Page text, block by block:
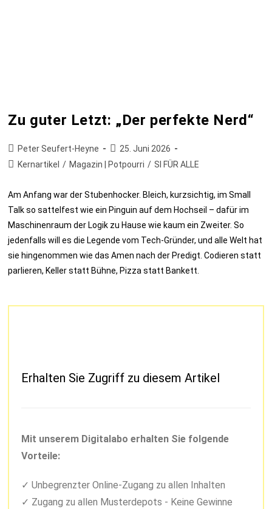
Zu guter Letzt: „Der perfekte Nerd“
Peter Seufert-Heyne
25. Juni 2026
Kernartikel / Magazin | Potpourri / SI FÜR ALLE
Am Anfang war der Stubenhocker. Bleich, kurzsichtig, im Small
Talk so sattelfest wie ein Pinguin auf dem Hochseil – dafür im
Maschinenraum der Logik zu Hause wie kaum ein Zweiter. So
jedenfalls will es die Legende vom Tech-Gründer, und alle Welt hat
sie hingenommen wie das Amen nach der Predigt. Codieren statt
parlieren, Keller statt Bühne, Pizza statt Bankett.
Erhalten Sie Zugriff zu diesem Artikel
Mit unserem Digitalabo erhalten Sie folgende
Vorteile:
Unbegrenzter Online-Zugang zu allen Inhalten
Zugang zu allen Musterdepots - Keine Gewinne